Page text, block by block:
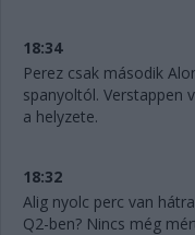
18:34
Perez csak második
spanyoltól. Verstappen
a helyzete.
18:32
Alig nyolc perc van
Q2-ben? Nincs még